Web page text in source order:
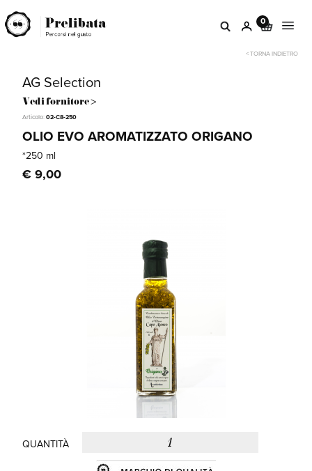
0
< TORNA INDIETRO
AG Selection
Vedi fornitore >
Articolo:02-C8-250
OLIO EVO AROMATIZZATO ORIGANO
*250 ml
€ 9,00
QUANTITÀ